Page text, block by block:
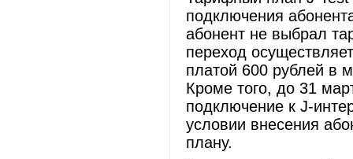
подключения
абонент не выбрал
переход
платой 600 рублей в
Кроме того, до 31
подключение к J-
условии внесения
плану.